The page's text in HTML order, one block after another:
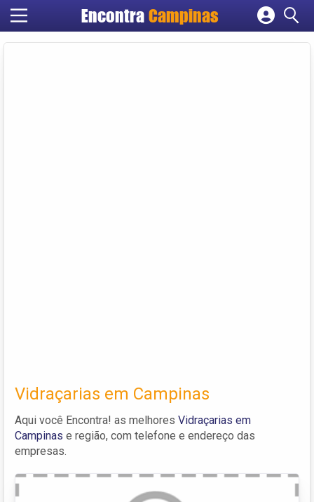
Encontra Campinas
Cadastrar empresa
Vidraçarias em Campinas
Aqui você Encontra! as melhores Vidraçarias em
Campinas e região, com telefone e endereço das
empresas.